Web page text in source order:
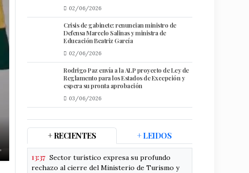
02/06/2026
Crisis de gabinete: renuncian ministro de
Defensa Marcelo Salinas y ministra de
Educación Beatriz García
02/06/2026
Rodrigo Paz envía a la ALP proyecto de Ley de
Reglamento para los Estados de Excepción y
espera su pronta aprobación
03/06/2026
+ RECIENTES + LEIDOS
13:37 Sector turístico expresa su profundo
rechazo al cierre del Ministerio de Turismo y